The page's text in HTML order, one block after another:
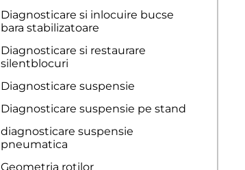
Diagnosticare si inlocuire bucse
bara stabilizatoare
Diagnosticare si restaurare
silentblocuri
Diagnosticare suspensie
Diagnosticare suspensie pe stand
diagnosticare suspensie
pneumatica
Geometria rotilor